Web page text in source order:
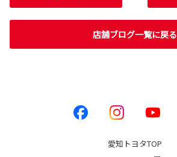
店舗ブログ一覧に戻る
愛知トヨタTOP